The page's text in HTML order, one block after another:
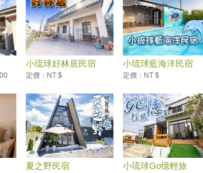
小琉球好林居民宿
定價：NT $
小琉球藍海洋民宿
定價：NT $
夏之野民宿 小琉球Go憶輕旅